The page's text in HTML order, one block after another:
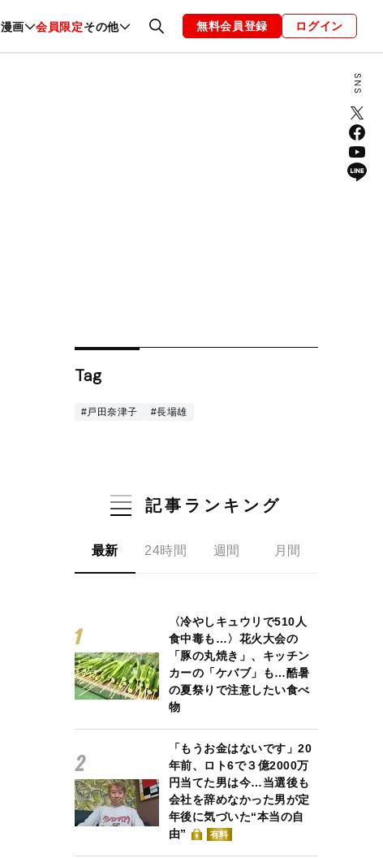
漫画 会員限定その他
ファッション 恋愛・結婚 編集部 お知らせ
無料会員登録 ログイン
Tag
#戸田奈津子 #長場雄
記事ランキング
最新 24時間 週間 月間
〈冷やしキュウリで510人
食中毒も…〉花火大会の
「豚の丸焼き」、キッチン
カーの「ケバブ」も…酷暑
の夏祭りで注意したい食べ
物
「もうお金はないです」20
年前、ロト6で３億2000万
円当てた男は今…当選後も
会社を辞めなかった男が定
年後に気づいた“本当の自
由”
有料